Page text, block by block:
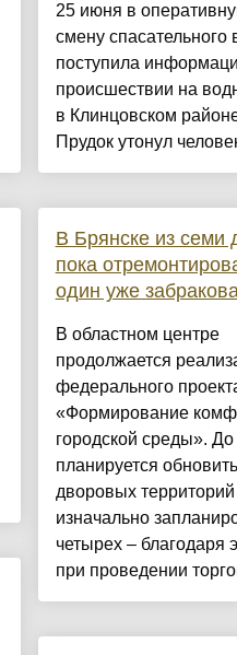
25 июня в
смену спасательного
поступила
происшествии на
в Клинцовском
Прудок утонул
В Брянске из семи
пока
один уже
В областном центре
продолжается
федерального
«Формирование
городской среды». До
планируется
дворовых
изначально
четырех – благодаря
при проведении